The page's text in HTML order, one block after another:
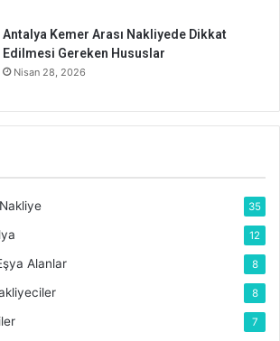
Antalya Kemer Arası Nakliyede Dikkat
Edilmesi Gereken Hususlar
Nisan 28, 2026
35
12
Alanlar 8
8
7